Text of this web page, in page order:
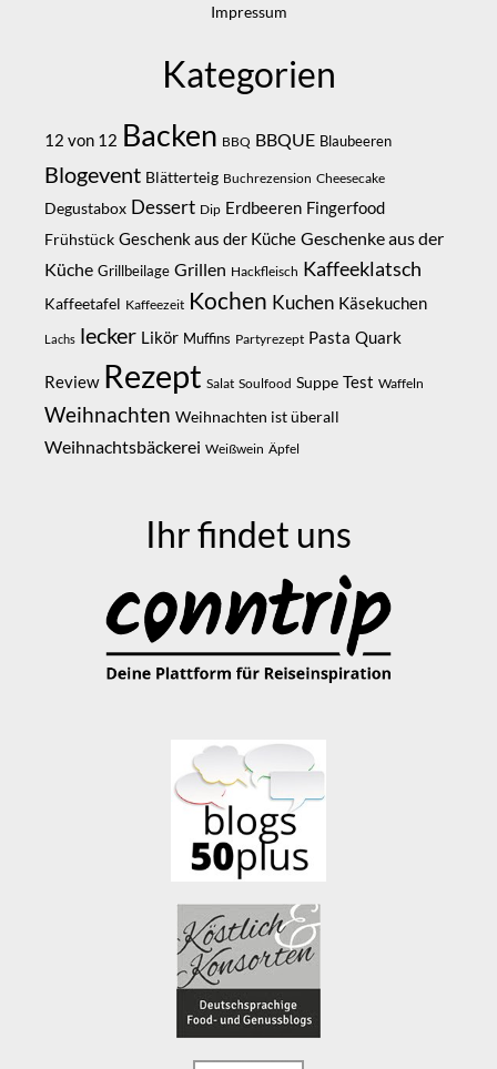
Impressum
Kategorien
12 von 12 Backen BBQ BBQUE Blaubeeren
Blogevent Blätterteig Buchrezension Cheesecake
Degustabox Dessert Dip Erdbeeren Fingerfood
Frühstück Geschenk aus der Küche Geschenke aus der
Küche Grillbeilage Grillen Hackfleisch Kaffeeklatsch
Kaffeetafel Kaffeezeit Kochen Kuchen Käsekuchen
Lachs lecker Likör Muffins Partyrezept Pasta Quark
Review Rezept Salat Soulfood Suppe Test Waffeln
Weihnachten Weihnachten ist überall
Weihnachtsbäckerei Weißwein Äpfel
Ihr findet uns